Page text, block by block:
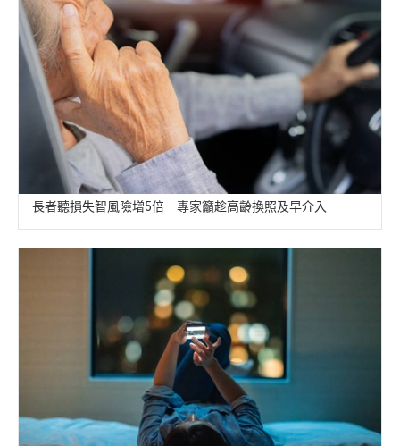
長者聽損失智風險增5倍 專家籲趁高齡換照及早介入